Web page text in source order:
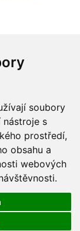
soubory
nástroje s
prostředí,
obsahu a
webových